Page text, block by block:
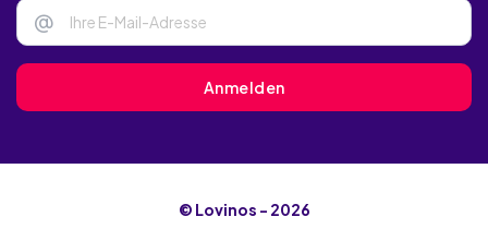
@
Anmelden
© Lovinos - 2026